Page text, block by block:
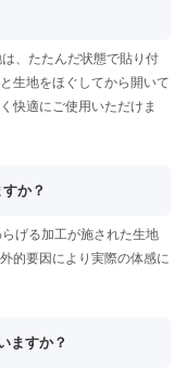
、たたんだ状態で貼り付
生地をほぐしてから開いて
快適にご使用いただけま
か？
げる加工が施された生地
的要因により実際の体感に
ますか？